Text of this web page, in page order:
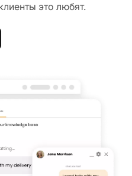
это любят.